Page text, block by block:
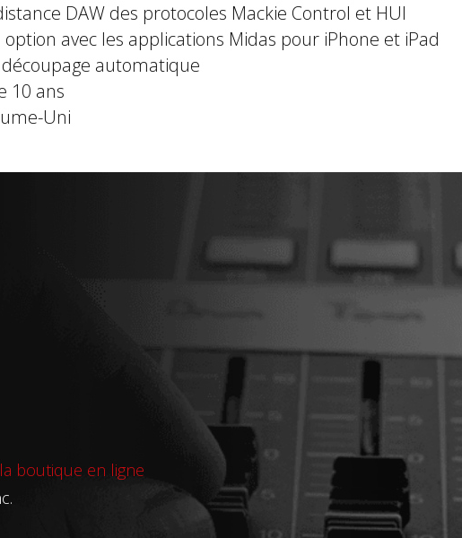
DAW des protocoles Mackie Control et HUI
avec les applications Midas pour iPhone et iPad
automatique
10 ans
Uni
boutique en ligne